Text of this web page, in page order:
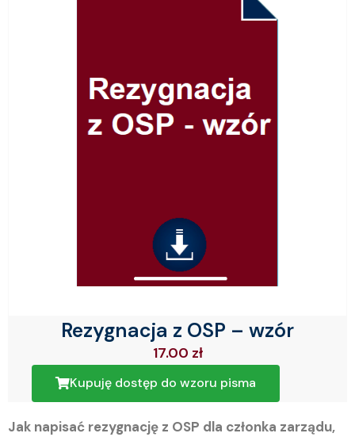
Rezygnacja z OSP – wzór
17.00 zł
Kupuję dostęp do wzoru pisma
Jak napisać rezygnację z OSP dla członka zarządu,